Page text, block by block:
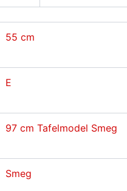
55 cm
E
97 cm Tafelmodel Smeg
Smeg